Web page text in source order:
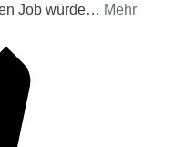
Job würde… Mehr